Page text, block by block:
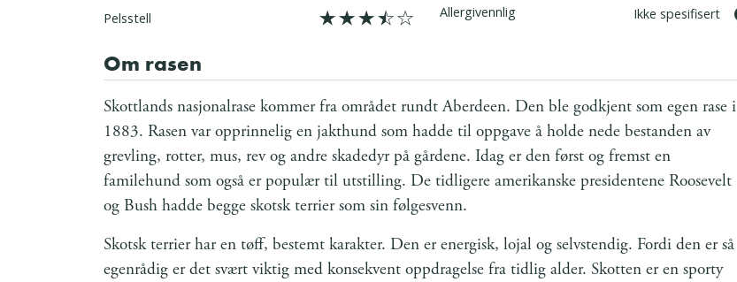
Pelsstell 7/10 Allergivennlig Ikke spesifisert
Om rasen
Skottlands nasjonalrase kommer fra området rundt Aberdeen. Den ble godkjent som egen rase i
1883. Rasen var opprinnelig en jakthund som hadde til oppgave å holde nede bestanden av
grevling, rotter, mus, rev og andre skadedyr på gårdene. Idag er den først og fremst en
familehund som også er populær til utstilling. De tidligere amerikanske presidentene Roosevelt
og Bush hadde begge skotsk terrier som sin følgesvenn.
Skotsk terrier har en tøff, bestemt karakter. Den er energisk, lojal og selvstendig. Fordi den er så
egenrådig er det svært viktig med konsekvent oppdragelse fra tidlig alder. Skotten er en sporty